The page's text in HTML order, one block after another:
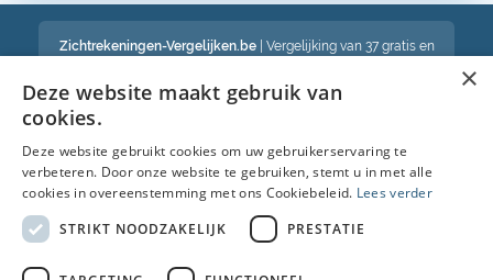
Zichtrekeningen-Vergelijken.be| Vergelijking van 37 gratis en
Een volledig onafhankelijke vergelijking van gratis en betalende
bankrekeningen in België
Bekijk ook :
Spaarrekening
×
Deze website maakt gebruik van
cookies.
Deze website gebruikt cookies om uw gebruikerservaring te
verbeteren. Door onze website te gebruiken, stemt u in met alle
cookies in overeenstemming met ons Cookiebeleid. Lees verder
STRIKT NOODZAKELIJK
PRESTATIE